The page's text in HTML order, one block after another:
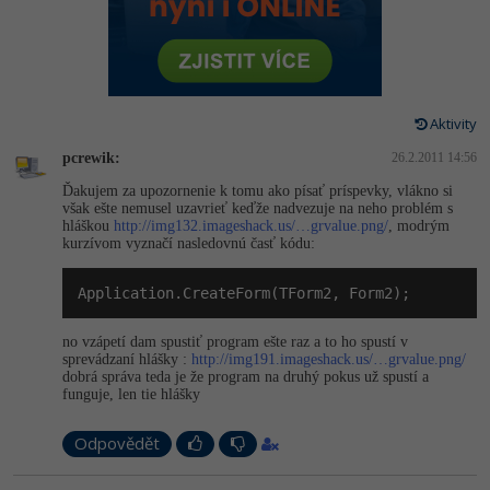
HTML5, CSS3, Bootstrap, SEO
SQL a databáze
UML a návrhové vzory
React
Spring
ASP.NET MVC
Django
Best practices
JavaScript
Python
HTML / CSS
UML a návrhové vzory
MySQL/MariaDB
MS-SQL
SQLite
Vývojář mobilních aplikací
Specialista na AI a bigdata
Webdesigner
Tester
Systémový administrátor
Grafik / UX/UI návrhář
3D grafik
Projektový manažer
Python -80%
JavaScript -80%
Swift -80%
-80%
-80%
VB.NET
SQL
Aktivity
pcrewik: 26.2.2011 14:56
Ďakujem za upozornenie k tomu ako písať príspevky, vlákno si
však ešte nemusel uzavrieť keďže nadvezuje na neho problém s
hláškou http://img132.imageshack.us/…grvalue.png/, modrým
kurzívom vyznačí nasledovnú časť kódu:
Application.CreateForm(TForm2, Form2);
no vzápetí dam spustiť program ešte raz a to ho spustí v
sprevádzaní hlášky : http://img191.imageshack.us/…grvalue.png/
dobrá správa teda je že program na druhý pokus už spustí a
funguje, len tie hlášky
Odpovědět